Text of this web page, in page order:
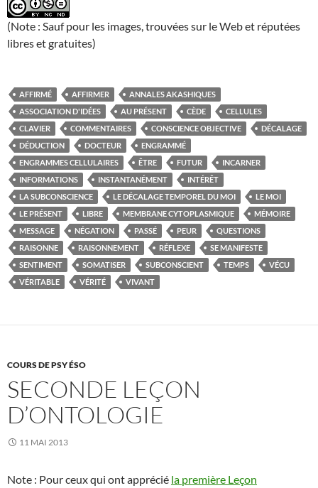
(Note : Sauf pour les images, trouvées sur le Web et réputées
libres et gratuites)
AFFIRMÉ AFFIRMER
ANNALES AKASHIQUES
ASSOCIATION D'IDÉES
AU PRÉSENT CÈDE
CELLULES
CLAVIER
COMMENTAIRES CONSCIENCE OBJECTIVE
DÉCALAGE
DÉDUCTION
DOCTEUR
ENGRAMMÉ
ENGRAMMES CELLULAIRES
ÊTRE FUTUR
INCARNER
INFORMATIONS
INSTANTANÉMENT
INTÉRÊT
LA SUBCONSCIENCE
LE DÉCALAGE TEMPOREL DU MOI
LE MOI
LE PRÉSENT
LIBRE MEMBRANE CYTOPLASMIQUE
MÉMOIRE
MESSAGE
NÉGATION PASSÉ PEUR
QUESTIONS
RAISONNE
RAISONNEMENT RÉFLEXE
SE MANIFESTE
SENTIMENT
SOMATISER SUBCONSCIENT TEMPS
VÉCU
VÉRITABLE
VÉRITÉ VIVANT
COURS DE PSY ÉSO
SECONDE LEÇON
D’ONTOLOGIE
11 MAI 2013
Note : Pour ceux qui ont apprécié la première Leçon